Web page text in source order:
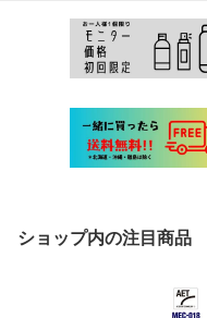
ショップ内の注目商品